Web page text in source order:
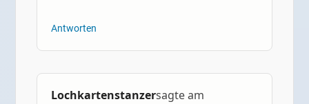
Antworten
Lochkartenstanzersagte am